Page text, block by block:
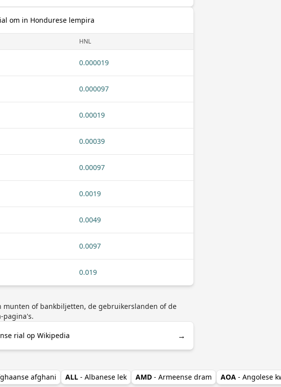
om in Hondurese lempira
HNL
0.000019
0.000097
0.00019
0.00039
0.00097
0.0019
0.0049
0.0097
0.019
munten of bankbiljetten, de gebruikerslanden of de
pagina's.
rial op Wikipedia →
afghani ALL - Albanese lek AMD - Armeense dram AOA - Angolese